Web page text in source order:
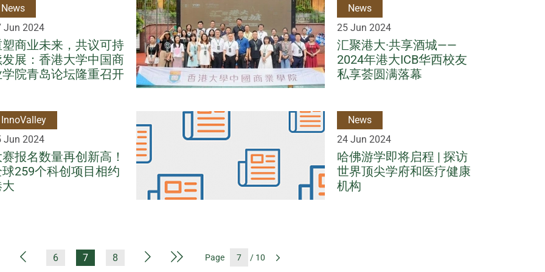
News
Jun 2024
商业未来，共议可持
展：香港大学中国商
院青岛论坛隆重召开
News
25 Jun 2024
汇聚港大·共享酒城——
2024年港大ICB华西校友
私享荟圆满落幕
InnoValley
Jun 2024
报名数量再创新高！
259个科创项目相约
News
24 Jun 2024
哈佛游学即将启程 | 探访
世界顶尖学府和医疗健康
机构
First PagePrevious Page
6 7 8 Next PageLast Page
Page / 10